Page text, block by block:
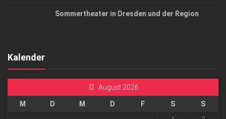
Sommertheater in Dresden und der Region
Kalender
August 2026
M D M D F S
S